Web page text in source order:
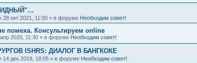
28 окт 2021, 11:00 » в форуме Необходим совет!
помеха. Консультируем online
2020, 11:30 » в форуме Необходим совет!
ISHRS: ДИАЛОГ В БАНГКОКЕ
14 дек 2019, 18:05 » в форуме Необходим совет!